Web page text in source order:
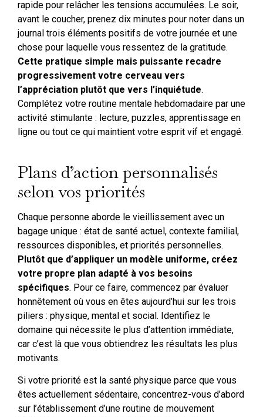
rapide pour relâcher les tensions accumulées. Le soir,
avant le coucher, prenez dix minutes pour noter dans un
journal trois éléments positifs de votre journée et une
chose pour laquelle vous ressentez de la gratitude.
Cette pratique simple mais puissante recadre
progressivement votre cerveau vers
l’appréciation plutôt que vers l’inquiétude.
Complétez votre routine mentale hebdomadaire par une
activité stimulante : lecture, puzzles, apprentissage en
ligne ou tout ce qui maintient votre esprit vif et engagé.
Plans d’action personnalisés
selon vos priorités
Chaque personne aborde le vieillissement avec un
bagage unique : état de santé actuel, contexte familial,
ressources disponibles, et priorités personnelles.
Plutôt que d’appliquer un modèle uniforme, créez
votre propre plan adapté à vos besoins
spécifiques. Pour ce faire, commencez par évaluer
honnêtement où vous en êtes aujourd’hui sur les trois
piliers : physique, mental et social. Identifiez le
domaine qui nécessite le plus d’attention immédiate,
car c’est là que vous obtiendrez les résultats les plus
motivants.
Si votre priorité est la santé physique parce que vous
êtes actuellement sédentaire, concentrez-vous d’abord
sur l’établissement d’une routine de mouvement